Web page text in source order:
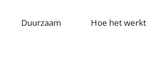
Duurzaam Hoe het werkt